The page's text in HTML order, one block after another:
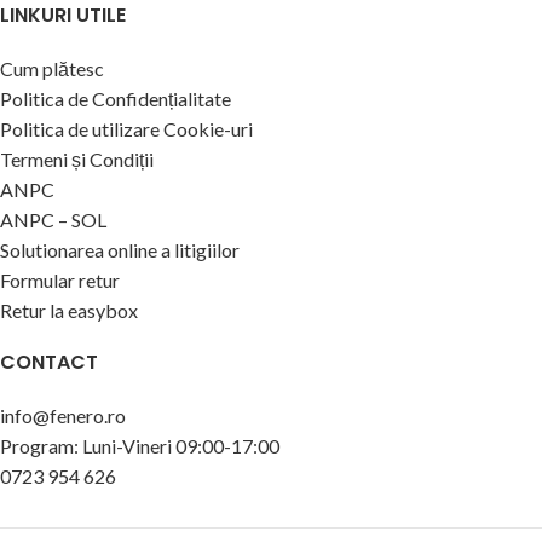
LINKURI UTILE
Cum plătesc
Politica de Confidențialitate
Politica de utilizare Cookie-uri
Termeni și Condiții
ANPC
ANPC – SOL
Solutionarea online a litigiilor
Formular retur
Retur la easybox
CONTACT
info@fenero.ro
Program: Luni-Vineri 09:00-17:00
0723 954 626